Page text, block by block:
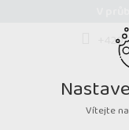
V
Vítejte